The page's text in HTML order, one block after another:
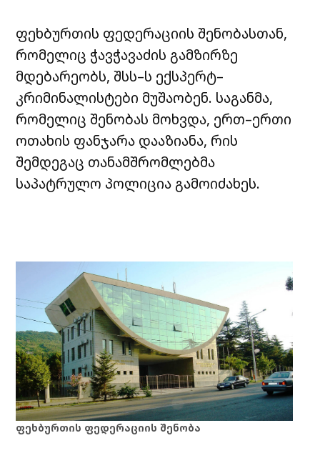
ფეხბურთის ფედერაციის შენობასთან,
რომელიც ჭავჭავაძის გამზირზე
მდებარეობს, შსს–ს ექსპერტ–
კრიმინალისტები მუშაობენ. საგანმა,
რომელიც შენობას მოხვდა, ერთ–ერთი
ოთახის ფანჯარა დააზიანა, რის
შემდეგაც თანამშრომლებმა
საპატრულო პოლიცია გამოიძახეს.
ფეხბურთის ფედერაციის შენობა